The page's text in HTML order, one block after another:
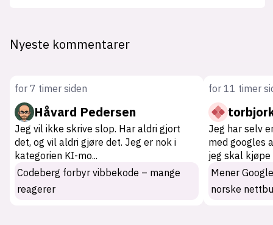
Nyeste kommentarer
for 7 timer siden
Håvard Pedersen
Jeg vil ikke skrive slop. Har aldri gjort
det, og vil aldri gjøre det. Jeg er nok i
kategorien KI-mo...
Codeberg forbyr vibbekode – mange
reagerer
for 11 timer
Jeg har selv
med googles
jeg skal kjøpe
Mener
norske